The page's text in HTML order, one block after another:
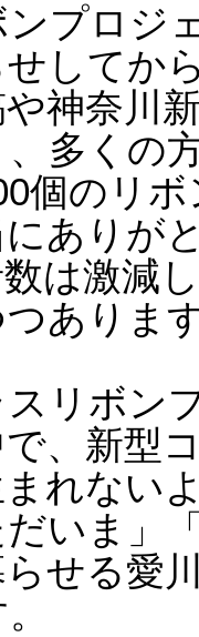
プロジ
してか
神奈川
多くの
個のリ
にありが
は激減
ありま
スリボン
、新型
れない
いま」
せる愛